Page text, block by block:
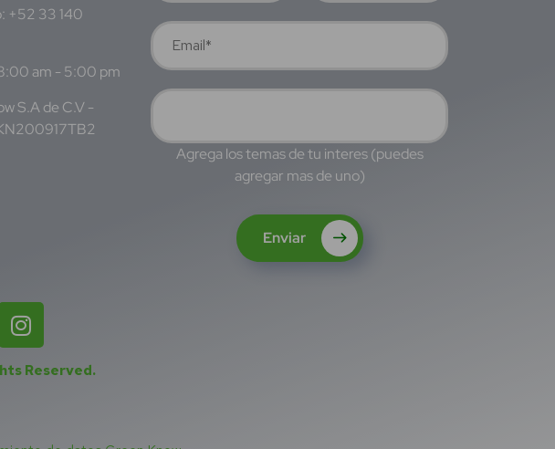
+52 33 140
am - 5:00 pm
S.A de C.V -
Agrega los temas de tu interes (puedes
agregar mas de uno)
Enviar
Reserved.